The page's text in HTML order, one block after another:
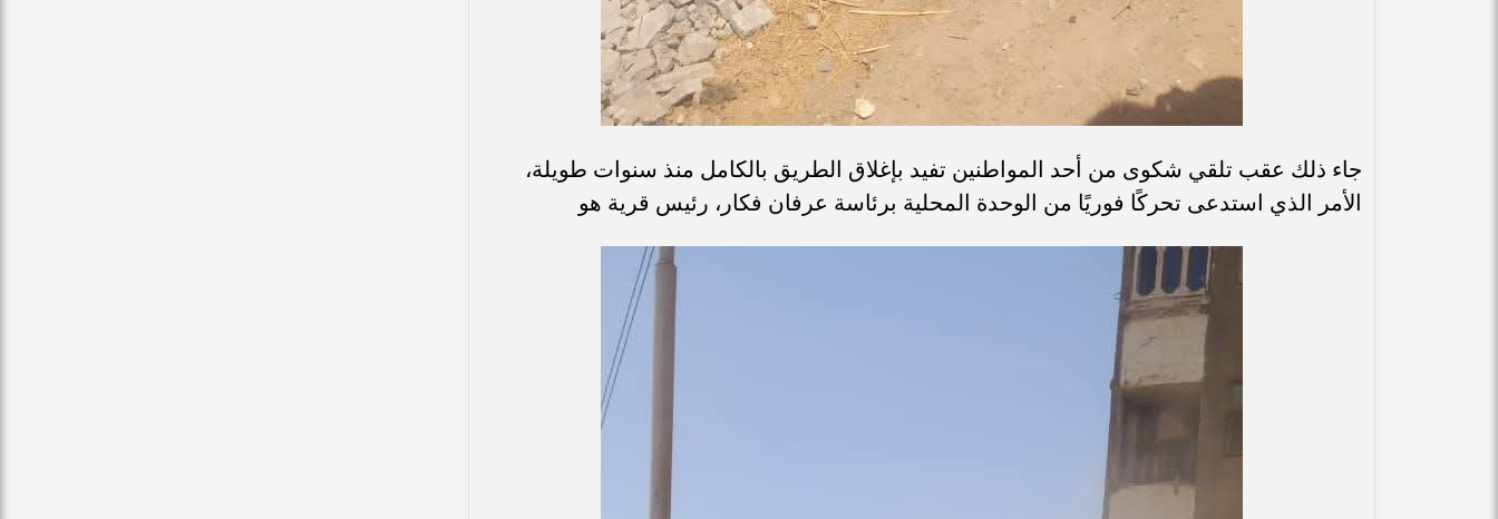
جاء ذلك عقب تلقي شكوى من أحد المواطنين تفيد بإغلاق الطريق بالكامل منذ سنوات طويلة،
الأمر الذي استدعى تحركًا فوريًا من الوحدة المحلية برئاسة عرفان فكار، رئيس قرية هو